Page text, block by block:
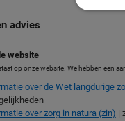
advies
website
op onze website. We hebben een
over de Wet langdurige
over zorg in natura (zin) |